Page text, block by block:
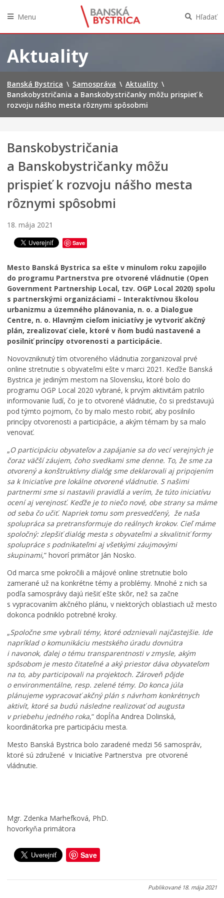
obsah
Menu Hľadať
Aktuality
Banská Bystrica \ Samospráva \ Aktuality \
Banskobystričania a Banskobystričanky môžu prispieť k
rozvoju nášho mesta rôznymi spôsobmi
Banskobystričania
a Banskobystričanky môžu
prispieť k rozvoju nášho mesta
rôznymi spôsobmi
18. mája 2021
Save
Mesto Banská Bystrica sa ešte v minulom roku zapojilo
do programu Partnerstva pre otvorené vládnutie (Open
Government Partnership Local, tzv. OGP Local 2020) spolu
s partnerskými organizáciami – Interaktívnou školou
urbanizmu a územného plánovania, n. o. a Dialogue
Centre, n. o. Hlavným cieľom iniciatívy je vytvoriť akčný
plán, zrealizovať ciele, ktoré v ňom budú nastavené a
posilniť princípy otvorenosti a participácie.
Novovzniknutý tím otvoreného vládnutia zorganizoval prvé
online stretnutie s obyvateľmi ešte v marci 2021. Keďže Banská
Bystrica je jediným mestom na Slovensku, ktoré bolo do
programu OGP Local 2020 vybrané, k prvým aktivitám patrilo
informovanie ľudí, čo je to otvorené vládnutie, čo si predstavujú
pod týmto pojmom, čo by malo mesto robiť, aby posilnilo
princípy otvorenosti a participácie, a akým témam by sa malo
venovať.
„O participáciu obyvateľov a zapájanie sa do vecí verejných je
čoraz väčší záujem, čoho svedkami sme denne. To, že sme za
otvorený a konštruktívny dialóg sme deklarovali aj pripojením
sa k Iniciatíve pre lokálne otvorené vládnutie. S našimi
partnermi sme si nastavili pravidlá a verím, že túto iniciatívu
ocení aj verejnosť. Keďže je to niečo nové, obe strany sa máme
od seba čo učiť. Napriek tomu som presvedčený, že naša
spolupráca sa pretransformuje do reálnych krokov. Cieľ máme
spoločný:zlepšiť dialóg mesta s obyvateľmi a skvalitniť formy
spolupráce s podnikateľmi aj všetkými záujmovými
skupinami,“ hovorí primátor Ján Nosko.
Od marca sme pokročili a májové online stretnutie bolo
zamerané už na konkrétne témy a problémy. Mnohé z nich sa
podľa samosprávy dajú riešiť ešte skôr, než sa začne
s vypracovaním akčného plánu, v niektorých oblastiach už mesto
dokonca podniklo potrebné kroky.
„Spoločne sme vybrali témy, ktoré odznievali najčastejšie. Ide
napríklad o komunikáciu mestského úradu dovnútra
i navonok, ďalej o tému transparentnosti v zmysle, akým
spôsobom je mesto čitateľné a aký priestor dáva obyvateľom
na to, aby participovali na projektoch. Zároveň pôjde
o environmentálne, resp. zelené témy. Do konca júla
plánujeme vypracovať akčný plán s návrhom konkrétnych
aktivít, ktoré sa budú následne realizovať od augusta
v priebehu jedného roka,“ dopĺňa Andrea Dolinská,
koordinátorka pre participáciu mesta.
Mesto Banská Bystrica bolo zaradené medzi 56 samospráv,
ktoré sú združené v Iniciatíve Partnerstva pre otvorené
vládnutie.
Mgr. Zdenka Marhefková, PhD.
hovorkyňa primátora
Save
Publikované 18. mája 2021
M
e
s
t
o
B
a
n
s
k
á
B
y
s
t
r
i
c
a
b
u
d
e
p
a
r
t
n
e
r
m
N
e
t
w
r
k
i
n
g
F
e
s
t
i
a
l
u
0
7
0
8
á
a
e
j
š
k
ô
l
k
r
i
P
a
h
e
ž
r
a
t
ú
s
t
r
o
m
y
p
r
e
m
e
s
t
s
k
ý
p
a
r
k
,
i
c
h
v
ý
s
a
b
a
b
u
d
r
e
a
l
i
z
o
v
a
n
n
a
j
0
5
0
8
a
á
e
ň
n
a
Š
t
i
n
i
á
c
h
r
e
š
a
l
e
t
n
o
u
ú
d
r
ž
b
o
u
a
j
m
o
d
e
r
n
i
z
á
c
i
o
u
,
p
ä
ť
o
t
á
r
a
d
v
e
r
e
v
e
e
j
n
3
0
0
7